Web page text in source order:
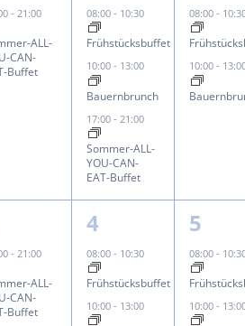
-21:00
ALL-
CAN-
Buffet
08:00- 10:30
Frühstücksbuffet
10:00- 13:00
Bauernbrunch
17:00- 21:00
Sommer-ALL-
YOU-CAN-
EAT-Buffet
08:00-
10:00-
- 21:00
ALL-
CAN-
Buffet
3
4
08:00- 10:30
Frühstücksbuffet
10:00- 13:00
3
5
08:00-
10:00-